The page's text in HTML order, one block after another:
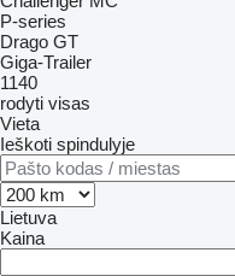
P-series
Drago GT
Giga-Trailer
1140
rodyti visas
Vieta
Ieškoti spindulyje
Lietuva
Kaina